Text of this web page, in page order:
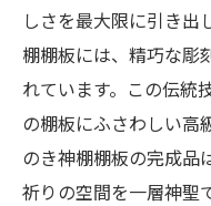
高級感を演
神棚棚板が
職人の手仕事が
手仕事の温
伝統の技術
しさを最大限に引き出
棚棚板には、精巧な彫
れています。この伝統
の棚板にふさわしい高
のき神棚棚板の完成品
祈りの空間を一層神聖